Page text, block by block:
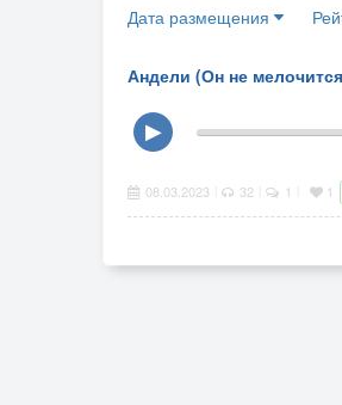
Дата размещения
Андели (Он не
▶
08.03.2023 32 1 1